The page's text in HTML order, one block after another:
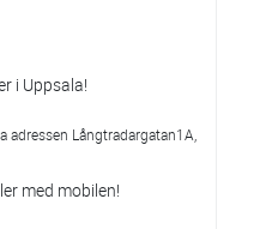
i Uppsala!
adressen Långtradargatan1A,
med mobilen!